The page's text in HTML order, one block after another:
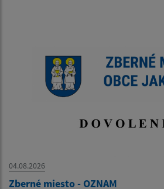
04.08.2026
Zberné miesto - OZNAM